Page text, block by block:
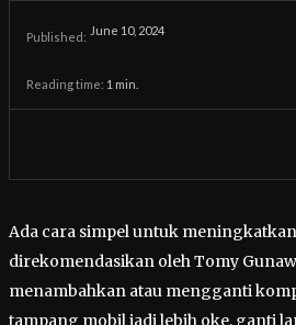
Published: June 10, 2024
Reading time: 1 min.
Ada cara simpel untuk
direkomendasikan oleh Tomy
menambahkan atau mengganti
tampang mobil jadi lebih oke, ganti